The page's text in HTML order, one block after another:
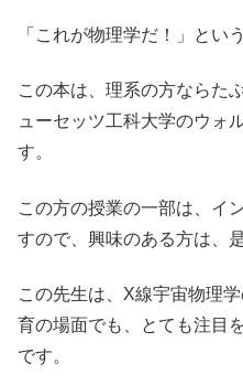
「これが物理学だ！」とい
この本は、理系の方ならた
ューセッツ工科大学のウォ
す。
この方の授業の一部は、イ
すので、興味のある方は、
この先生は、X線宇宙物理
育の場面でも、とても注目
です。